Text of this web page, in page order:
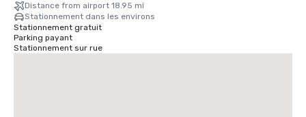
Distance from airport 18.95 mi
Stationnement dans les environs
Stationnement gratuit
Parking payant
Stationnement sur rue